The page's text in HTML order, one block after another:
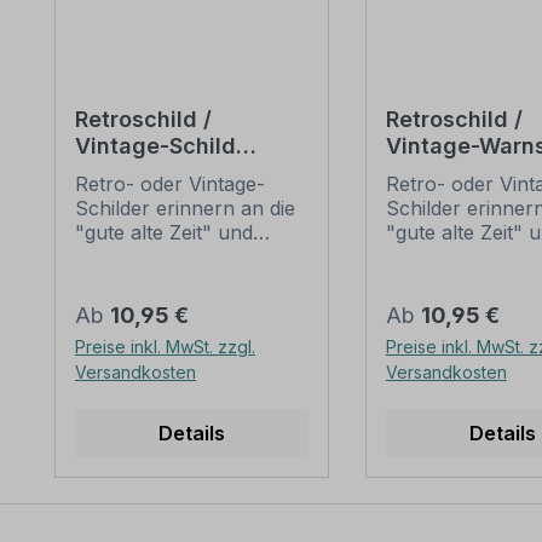
Retroschild /
Vintage-Schild
Closed - Shisha
Retro- oder Vintage-
Schilder erinnern an die
"gute alte Zeit" und
großer Beliebheit. Sind
diese Schilder im Original
nur schwer und häufig
nur zu horrenden Preise
neu produzierten
Gewand unschlagbare
Vorteile. Diese Schilder
Regulärer Preis:
Ab 10,95 €
Preise inkl. MwSt. zzgl.
Versandkosten
Details
Retroschild /
Vintage-
Danger - Men
drinking
Retro- oder
Schilder
"gute alte Zeit"
großer
diese Schilder im
nur schwer und
nur zu
neu produzierten
Gewand
Vorteile. Diese
Regulärer Preis:
Ab 10,95 €
Preise inkl. MwSt.
Versandkosten
Details